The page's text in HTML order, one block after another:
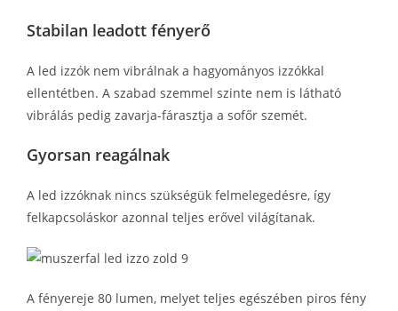
Stabilan leadott fényerő
A led izzók nem vibrálnak a hagyományos izzókkal
ellentétben. A szabad szemmel szinte nem is látható
vibrálás pedig zavarja-fárasztja a sofőr szemét.
Gyorsan reagálnak
A led izzóknak nincs szükségük felmelegedésre, így
felkapcsoláskor azonnal teljes erővel világítanak.
A fényereje 80 lumen, melyet teljes egészében piros fény